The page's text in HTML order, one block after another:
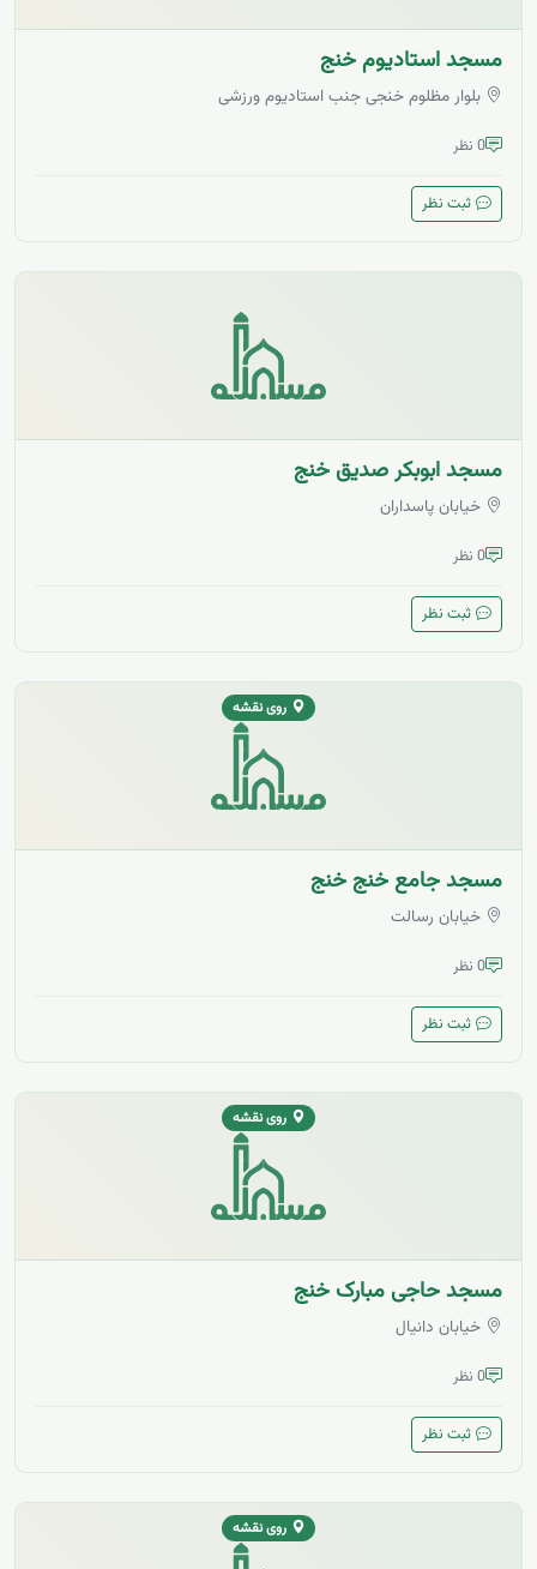
مسجد استادیوم خنج
بلوار مظلوم خنجی جنب استادیوم ورزشی
0 نظر
ثبت نظر
مسجد ابوبکر صدیق خنج
خیابان پاسداران
0 نظر
ثبت نظر
روی نقشه
مسجد جامع خنج خنج
خیابان رسالت
0 نظر
ثبت نظر
روی نقشه
مسجد حاجی مبارک خنج
خیابان دانیال
0 نظر
ثبت نظر
روی نقشه